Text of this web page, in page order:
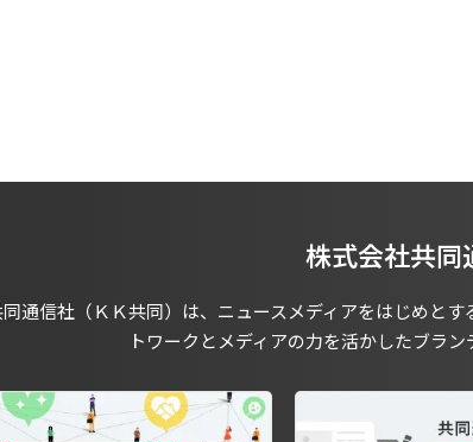
株式会社共同
通信社（ＫＫ共同）は、ニュースメディアをはじめと
トワークとメディアの力を活かしたブラ